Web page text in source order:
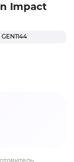
Impact
GEN1144